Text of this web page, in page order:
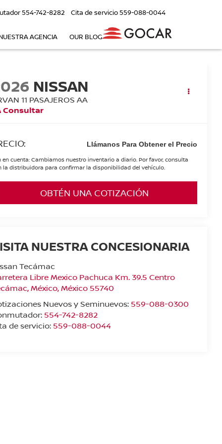
554-742-8282 Cita de servicio559-088-0044
AGENCIA OUR BLOG
NISSAN
11 PASAJEROS AA
Consultar
Llámanos Para Obtener el Precio
en cuenta: Cambiamos nuestro inventario a diario. Por favor, consulta
la distribuidora para confirmar la disponibilidad del vehículo.
OBTÉN UNA COTIZACIÓN
NUESTRA CONCESIONARIA
Tecámac
Libre Mexico Pachuca Km. 39.5 Centro
,México, México 55740
Nuevos y Seminuevos: 559-088-0300
554-742-8282
de servicio: 559-088-0044